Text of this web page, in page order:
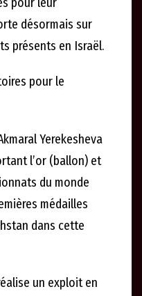
désormais sur
présents en Israël.
pour le
Yerekesheva
l’or (ballon) et
du monde
médailles
dans cette
un exploit en